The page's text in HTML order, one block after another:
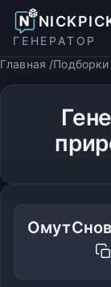
ГЕНЕРАТОР
Главная
Подборки
ОмутСнов